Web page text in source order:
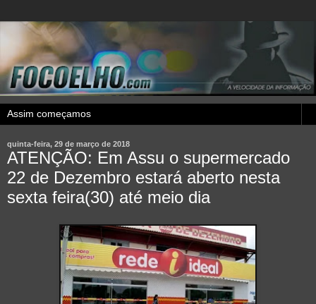
quinta-feira, 29 de março de 2018
ATENÇÃO: Em Assu o supermercado
22 de Dezembro estará aberto nesta
sexta feira(30) até meio dia